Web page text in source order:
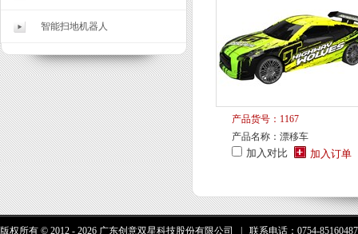
智能扫地机器人
产品货号：1167
产品名称：漂移车
加入对比
版权所有 © 2012 - 2026 广东创意双星科技股份有限公司 | 联系电话：0754-